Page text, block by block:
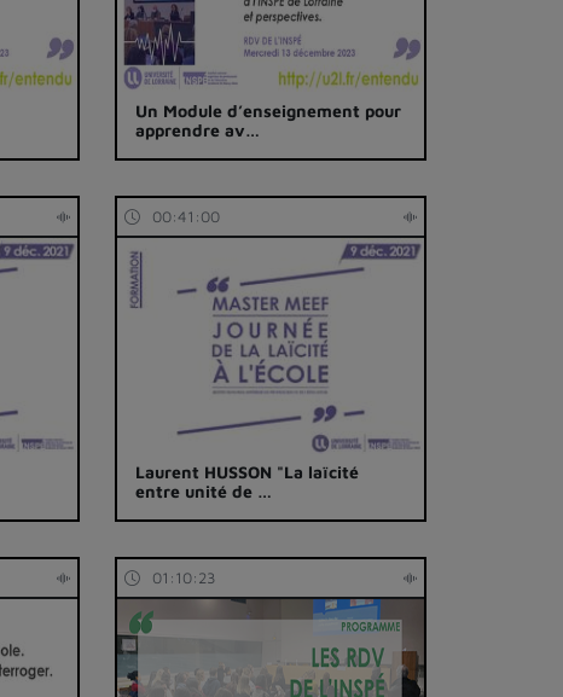
Un Module d’enseignement pour
apprendre av…
00:41:00
Laurent HUSSON "La laïcité
entre unité de …
01:10:23